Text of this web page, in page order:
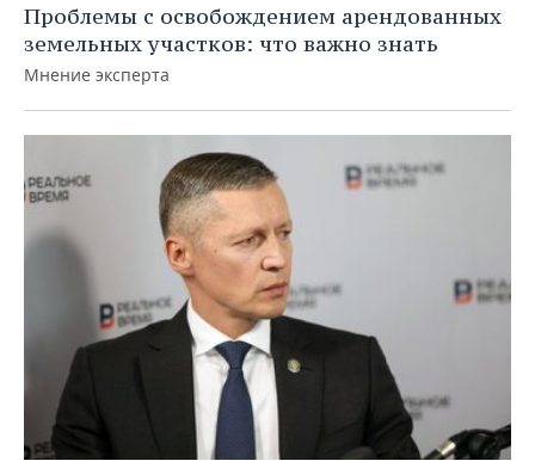
Проблемы с освобождением арендованных
земельных участков: что важно знать
Мнение эксперта